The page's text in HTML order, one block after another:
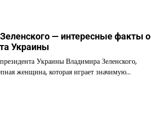
— интересные факты о
Украины
Украины Владимира Зеленского,
женщина, которая играет значимую…